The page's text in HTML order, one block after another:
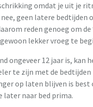
omdat je uit je
nee, geen latere bedtijden
reden genoeg om de
lekker vroeg te
ongeveer 12 jaar is, kan
te zijn met de bedtijden
op laten blijven is best
later naar bed prima.